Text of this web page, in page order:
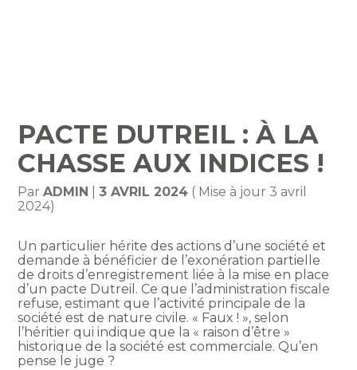
PACTE DUTREIL : À LA
CHASSE AUX INDICES !
ParADMIN |3 AVRIL 2024 ( Mise à jour 3 avril
2024)
Un particulier hérite des actions d’une société et
demande à bénéficier de l’exonération partielle
de droits d’enregistrement liée à la mise en place
d’un pacte Dutreil. Ce que l’administration fiscale
refuse, estimant que l’activité principale de la
société est de nature civile. « Faux ! », selon
l’héritier qui indique que la « raison d’être »
historique de la société est commerciale. Qu’en
pense le juge ?